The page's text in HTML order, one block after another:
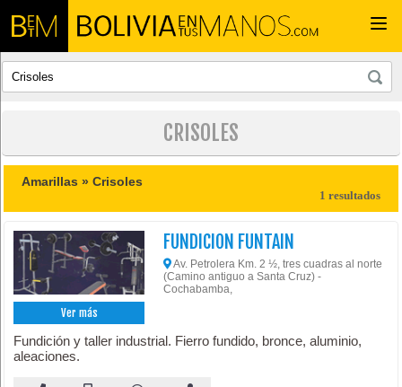
CRISOLES
Amarillas »Crisoles
1 resultados
Ver más
FUNDICION FUNTAIN
Av. Petrolera Km. 2 ½, tres cuadras al norte
(Camino antiguo a Santa Cruz) -
Cochabamba,
Fundición y taller industrial. Fierro fundido, bronce, aluminio,
aleaciones.